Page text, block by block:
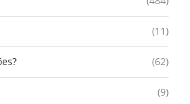
(11)
(62)
(9)